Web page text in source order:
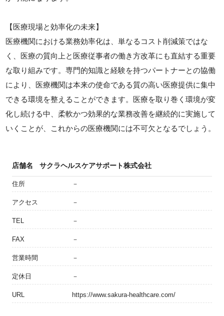
【医療現場と効率化の未来】
医療機関における業務効率化は、単なるコスト削減策ではな
く、医療の質向上と医療従事者の働き方改革にも直結する重要
な取り組みです。専門的知識と経験を持つパートナーとの協働
により、医療機関は本来の使命である質の高い医療提供に集中
できる環境を整えることができます。医療を取り巻く環境が変
化し続ける中、柔軟かつ効果的な業務改善を継続的に実施して
いくことが、これからの医療機関には不可欠となるでしょう。
店舗名 サクラヘルスケアサポート株式会社
住所 －
アクセス －
TEL －
FAX －
営業時間 －
定休日 －
URL https://www.sakura-healthcare.com/